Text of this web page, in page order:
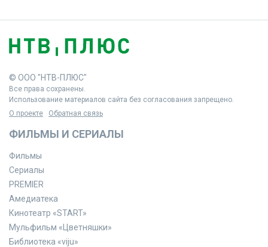
© ООО "НТВ-ПЛЮС"
Все права сохранены.
Использование материалов сайта без согласования запрещено.
О проекте
Обратная связь
ФИЛЬМЫ И СЕРИАЛЫ
Фильмы
Сериалы
PREMIER
Амедиатека
Кинотеатр «START»
Мульфильм «Цветняшки»
Библиотека «viju»